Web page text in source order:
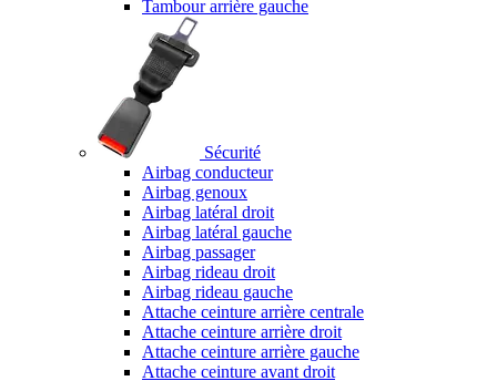
Tambour arrière gauche
Sécurité
Airbag conducteur
Airbag genoux
Airbag latéral droit
Airbag latéral gauche
Airbag passager
Airbag rideau droit
Airbag rideau gauche
Attache ceinture arrière centrale
Attache ceinture arrière droit
Attache ceinture arrière gauche
Attache ceinture avant droit